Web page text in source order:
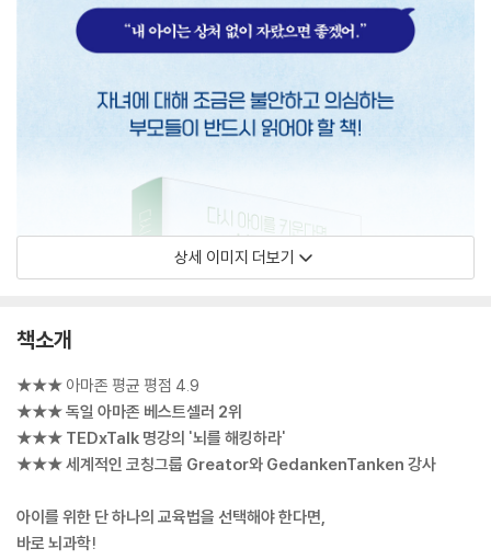
상세 이미지 더보기
책소개
★★★ 아마존 평균 평점 4.9
★★★ 독일 아마존 베스트셀러 2위
★★★ TEDxTalk 명강의 '뇌를 해킹하라'
★★★ 세계적인 코칭그룹 Greator와 GedankenTanken 강사
아이를 위한 단 하나의 교육법을 선택해야 한다면,
바로 뇌과학!